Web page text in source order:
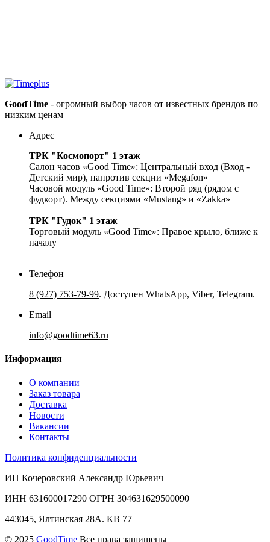
GoodTime - огромный выбор часов от известных брендов по
низким ценам
Адрес
ТРК "Космопорт" 1 этаж
Салон часов «Good Time»: Центральный вход (Вход -
Детский мир), напротив секции «Megafon»
Часовой модуль «Good Time»: Второй ряд (рядом с
фудкорт). Между секциями «Mustang» и «Zakka»
ТРК "Гудок" 1 этаж
Торговый модуль «Good Time»: Правое крыло, ближе к
началу
Телефон
8 (927) 753-79-99. Доступен WhatsApp, Viber, Telegram.
Email
info@goodtime63.ru
Информация
О компании
Заказ товара
Доставка
Новости
Вакансии
Контакты
Политика конфиденциальности
ИП Кочеровский Александр Юрьевич
ИНН 631600017290 ОГРН 304631629500090
443045, Ялтинская 28А. КВ 77
© 2025 GoodTime Все права защищены